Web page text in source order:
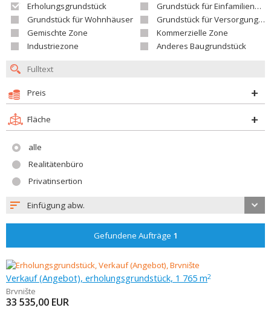
Erholungsgrundstück
Grundstück für Einfamilienhäuser
Grundstück für Wohnhäuser
Grundstück für Versorgungseinrichtungen
Gemischte Zone
Kommerzielle Zone
Industriezone
Anderes Baugrundstück
Preis
Fläche
alle
Realitätenbüro
Privatinsertion
Einfügung abw.
Gefundene Aufträge 1
Verkauf (Angebot), erholungsgrundstück, 1 765 m2
Brvnište
33 535,00 EUR